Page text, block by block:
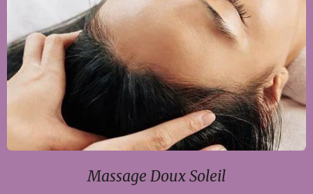
Massage Doux Soleil